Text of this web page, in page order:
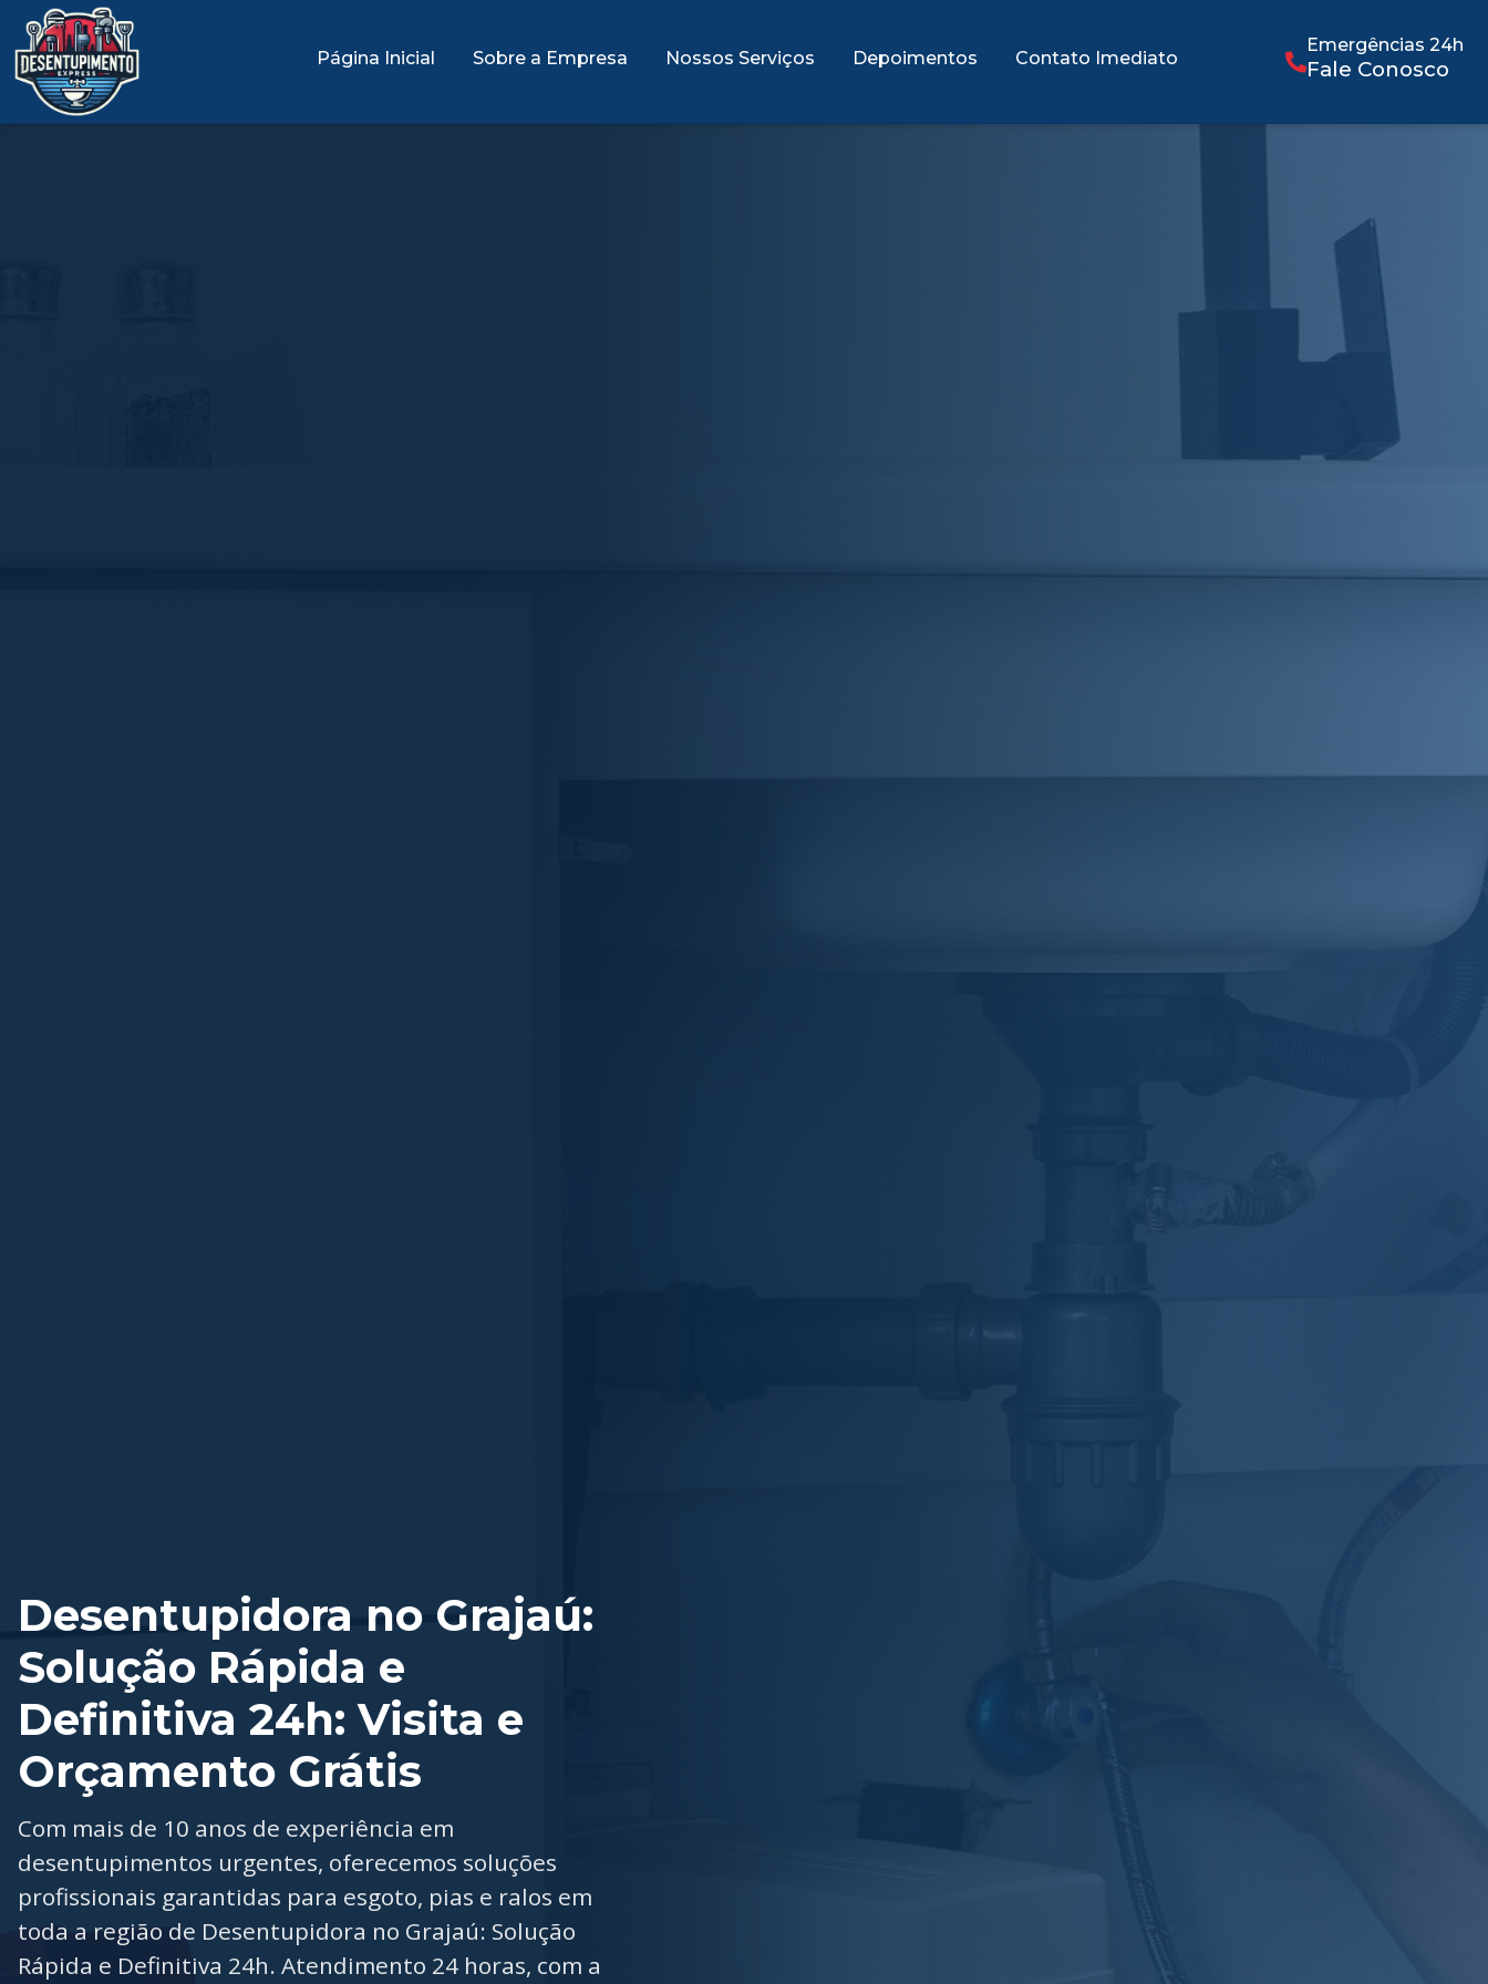
Página Inicial Sobre a Empresa Nossos Serviços Depoimentos Contato Imediato
Emergências 24h
Fale Conosco
Desentupidora no Grajaú:
Solução Rápida e
Definitiva 24h: Visita e
Orçamento Grátis
Com mais de 10 anos de experiência em
desentupimentos urgentes, oferecemos soluções
profissionais garantidas para esgoto, pias e ralos em
toda a região de Desentupidora no Grajaú: Solução
Rápida e Definitiva 24h. Atendimento 24 horas, com a